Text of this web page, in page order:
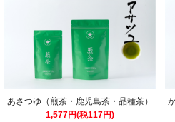
あさつゆ（煎茶・鹿児島茶・品種茶）
1,577円(税117円)